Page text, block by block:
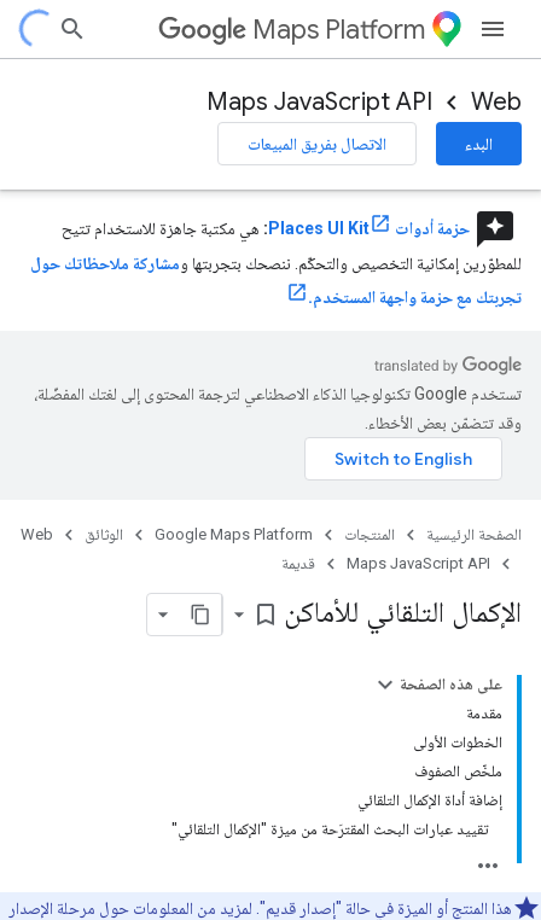
Maps Platform
Web
Maps JavaScript API
البدء الاتصال بفريق المبيعات
reviews حزمة أدوات Places UI Kit : هي مكتبة جاهزة للاستخدام تتيح
للمطوّرين إمكانية التخصيص والتحكّم. ننصحك بتجربتها ومشاركة ملاحظاتك حول
تجربتك مع حزمة واجهة المستخدم.
تستخدم Google تكنولوجيا الذكاء الاصطناعي لترجمة المحتوى إلى لغتك المفضّلة،
وقد تتضمّن بعض الأخطاء.
الصفحة الرئيسية المنتجات Google Maps Platform الوثائق
Web
Maps JavaScript API
قديمة
الإكمال التلقائي للأماكن bookmark_border
على هذه الصفحة
مقدمة
الخطوات الأولى
ملخّص الصفوف
إضافة أداة الإكمال التلقائي
تقييد عبارات البحث المقترَحة من ميزة "الإكمال التلقائي"
هذا المنتج أو الميزة في حالة "إصدار قديم". لمزيد من المعلومات حول مرحلة الإصدار